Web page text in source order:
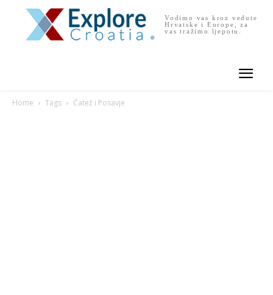
Vodimo vas kroz vedute
Hrvatske i Europe, za
vas tražimo ljepotu.
Home Tags Čatež i Posavje